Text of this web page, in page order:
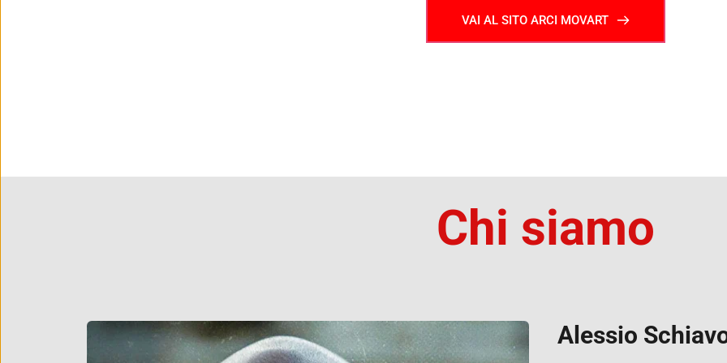
VAI AL SITO ARCI MOVART
Chi siamo
Alessio